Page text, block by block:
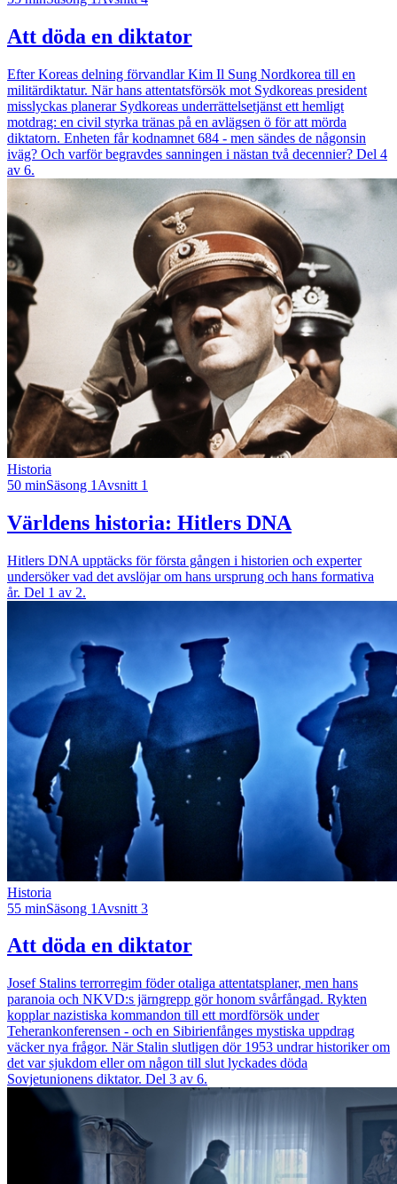
Att döda en diktator
Efter Koreas delning förvandlar Kim Il Sung Nordkorea till en
militärdiktatur. När hans attentatsförsök mot Sydkoreas president
misslyckas planerar Sydkoreas underrättelsetjänst ett hemligt
motdrag: en civil styrka tränas på en avlägsen ö för att mörda
diktatorn. Enheten får kodnamnet 684 - men sändes de någonsin
iväg? Och varför begravdes sanningen i nästan två decennier? Del 4
av 6.
Historia
50 minSäsong 1 Avsnitt 1
Världens historia: Hitlers DNA
Hitlers DNA upptäcks för första gången i historien och experter
undersöker vad det avslöjar om hans ursprung och hans formativa
år. Del 1 av 2.
Historia
55 minSäsong 1 Avsnitt 3
Att döda en diktator
Josef Stalins terrorregim föder otaliga attentatsplaner, men hans
paranoia och NKVD:s järngrepp gör honom svårfångad. Rykten
kopplar nazistiska kommandon till ett mordförsök under
Teherankonferensen - och en Sibirienfånges mystiska uppdrag
väcker nya frågor. När Stalin slutligen dör 1953 undrar historiker om
det var sjukdom eller om någon till slut lyckades döda
Sovjetunionens diktator. Del 3 av 6.